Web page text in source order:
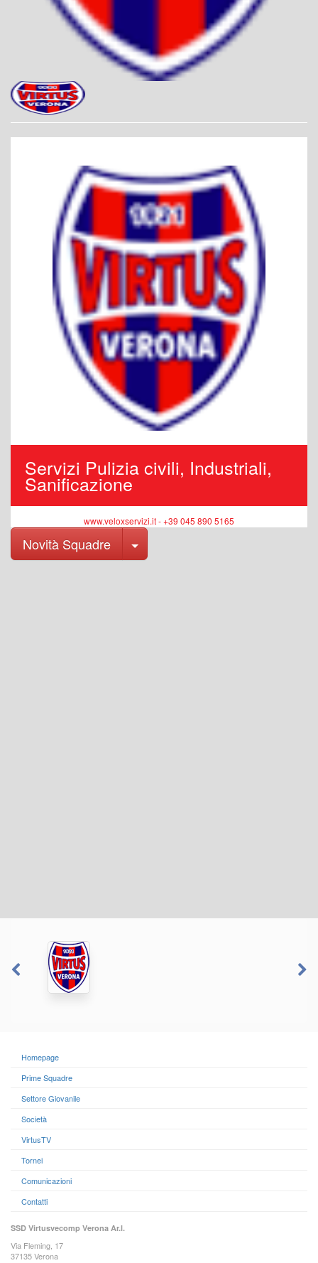
Servizi Pulizia civili, Industriali,
Sanificazione
www.veloxservizi.it - +39 045 890 5165
Novità Squadre Toggle Dropdown
Homepage
Prime Squadre
Settore Giovanile
Società
VirtusTV
Tornei
Comunicazioni
Contatti
SSD Virtusvecomp Verona Ar.l.
Via Fleming, 17
37135 Verona